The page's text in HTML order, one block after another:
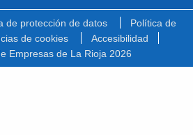
de protección de datos
Política de
de cookies
Accesibilidad
Empresas de La Rioja 2026